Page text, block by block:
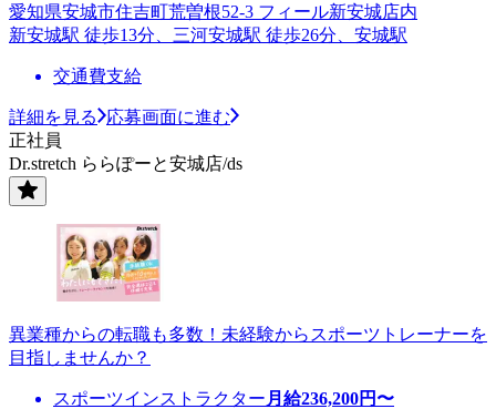
愛知県安城市住吉町荒曽根52-3 フィール新安城店内
新安城駅 徒歩13分、三河安城駅 徒歩26分、安城駅
交通費支給
詳細を見る
応募画面に進む
正社員
Dr.stretch ららぽーと安城店/ds
異業種からの転職も多数！未経験からスポーツトレーナーを
目指しませんか？
スポーツインストラクター 月給236,200円〜